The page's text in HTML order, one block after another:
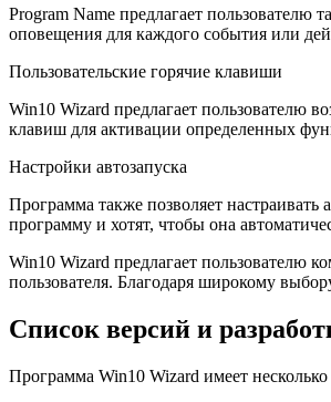
Program Name предлагает
оповещения для каждого события или
Пользовательские горячие клавиши
Win10 Wizard предлагает пользователю
клавиш для активации определенных
Настройки автозапуска
Программа также позволяет
программу и хотят, чтобы она
Win10 Wizard предлагает пользователю
пользователя. Благодаря широкому
Список версий и
Программа Win10 Wizard имеет